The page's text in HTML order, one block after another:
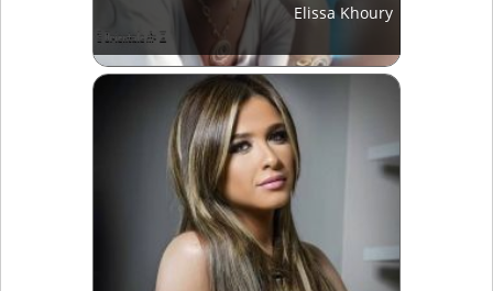
Elissa Khoury